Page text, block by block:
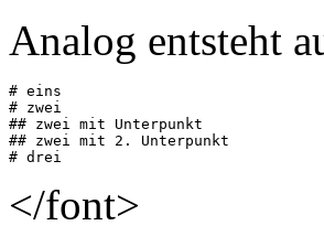
Analog entsteht
# eins
# zwei
## zwei mit Unterpunkt
## zwei mit 2. Unterpunkt
</font>